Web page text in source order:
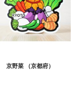
京野菜 （京都府）